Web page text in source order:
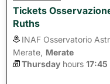
Tickets
Ruths
INAF Osservatorio
Merate, Merate
Thursday hours 17:45